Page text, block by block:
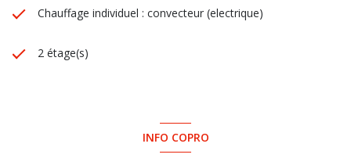
Chauffage individuel : convecteur (electrique)
2 étage(s)
INFO COPRO